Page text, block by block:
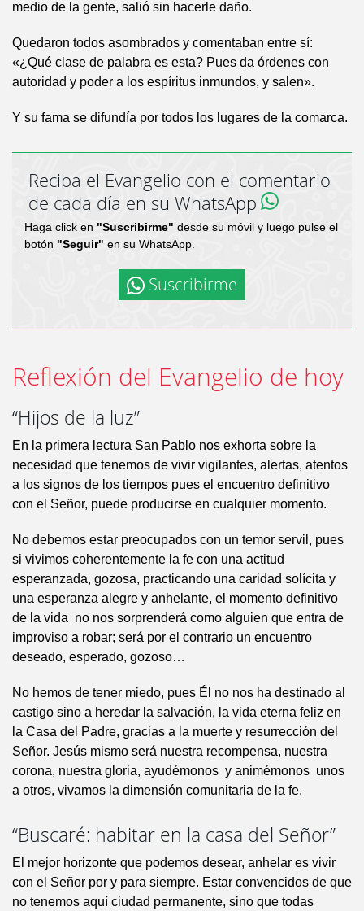
medio de la gente, salió sin hacerle daño.
Quedaron todos asombrados y comentaban entre sí:
«¿Qué clase de palabra es esta? Pues da órdenes con
autoridad y poder a los espíritus inmundos, y salen».
Y su fama se difundía por todos los lugares de la comarca.
Reciba el Evangelio con el comentario
de cada día en su WhatsApp
Haga click en "Suscribirme" desde su móvil y luego pulse el
botón "Seguir" en su WhatsApp.
Suscribirme
Reflexión del Evangelio de hoy
“Hijos de la luz”
En la primera lectura San Pablo nos exhorta sobre la
necesidad que tenemos de vivir vigilantes, alertas, atentos
a los signos de los tiempos pues el encuentro definitivo
con el Señor, puede producirse en cualquier momento.
No debemos estar preocupados con un temor servil, pues
si vivimos coherentemente la fe con una actitud
esperanzada, gozosa, practicando una caridad solícita y
una esperanza alegre y anhelante, el momento definitivo
de la vida no nos sorprenderá como alguien que entra de
improviso a robar; será por el contrario un encuentro
deseado, esperado, gozoso…
No hemos de tener miedo, pues Él no nos ha destinado al
castigo sino a heredar la salvación, la vida eterna feliz en
la Casa del Padre, gracias a la muerte y resurrección del
Señor. Jesús mismo será nuestra recompensa, nuestra
corona, nuestra gloria, ayudémonos y animémonos unos
a otros, vivamos la dimensión comunitaria de la fe.
“Buscaré: habitar en la casa del Señor”
El mejor horizonte que podemos desear, anhelar es vivir
con el Señor por y para siempre. Estar convencidos de que
no tenemos aquí ciudad permanente, sino que todas